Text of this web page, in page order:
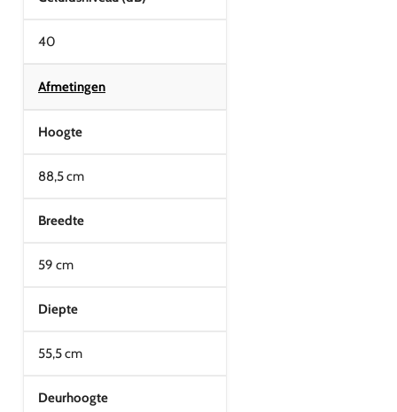
40
Afmetingen
Hoogte
88,5 cm
Breedte
59 cm
Diepte
55,5 cm
Deurhoogte